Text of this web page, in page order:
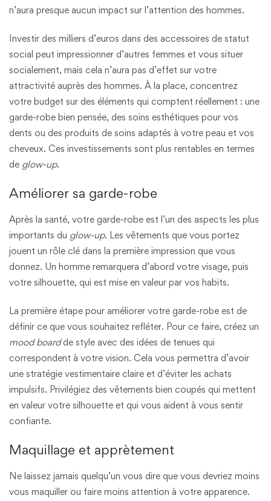
n’aura presque aucun impact sur l’attention des hommes.
Investir des milliers d’euros dans des accessoires de statut
social peut impressionner d’autres femmes et vous situer
socialement, mais cela n’aura pas d’effet sur votre
attractivité auprès des hommes. À la place, concentrez
votre budget sur des éléments qui comptent réellement : une
garde-robe bien pensée, des soins esthétiques pour vos
dents ou des produits de soins adaptés à votre peau et vos
cheveux. Ces investissements sont plus rentables en termes
de glow-up.
Améliorer sa garde-robe
Après la santé, votre garde-robe est l’un des aspects les plus
importants du glow-up. Les vêtements que vous portez
jouent un rôle clé dans la première impression que vous
donnez. Un homme remarquera d’abord votre visage, puis
votre silhouette, qui est mise en valeur par vos habits.
La première étape pour améliorer votre garde-robe est de
définir ce que vous souhaitez refléter. Pour ce faire, créez un
mood boardde style avec des idées de tenues qui
correspondent à votre vision. Cela vous permettra d’avoir
une stratégie vestimentaire claire et d’éviter les achats
impulsifs. Privilégiez des vêtements bien coupés qui mettent
en valeur votre silhouette et qui vous aident à vous sentir
confiante.
Maquillage et apprètement
Ne laissez jamais quelqu’un vous dire que vous devriez moins
vous maquiller ou faire moins attention à votre apparence.